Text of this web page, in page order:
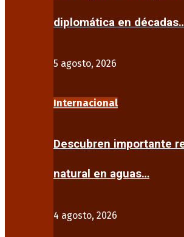
diplomática en
5 agosto, 2026
Internacional
Descubren importante
natural en aguas…
4 agosto, 2026